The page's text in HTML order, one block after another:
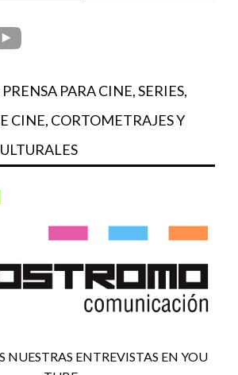
PARA CINE, SERIES,
CINE, CORTOMETRAJES Y
NUESTRAS ENTREVISTAS EN YOU